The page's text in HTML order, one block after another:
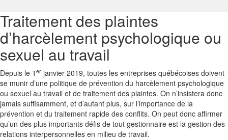
Traitement des plaintes
d’harcèlement psychologique ou
sexuel au travail
Depuis le 1 er janvier 2019, toutes les entreprises québécoises doivent
se munir d’une politique de prévention du harcèlement psychologique
ou sexuel au travail et de traitement des plaintes. On n’insistera donc
jamais suffisamment, et d’autant plus, sur l’importance de la
prévention et du traitement rapide des conflits. On peut donc affirmer
qu’un des plus importants défis de tout gestionnaire est la gestion des
relations interpersonnelles en milieu de travail.